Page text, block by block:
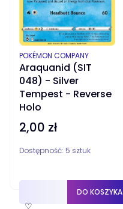
Araquanid (SIT
048) - Silver
Tempest - Reverse
Holo
PRODUCENT
POKÉMON COMPANY
Cena
2,00 zł
Dostępność: 5 sztuk
♡
DO KOSZYKA